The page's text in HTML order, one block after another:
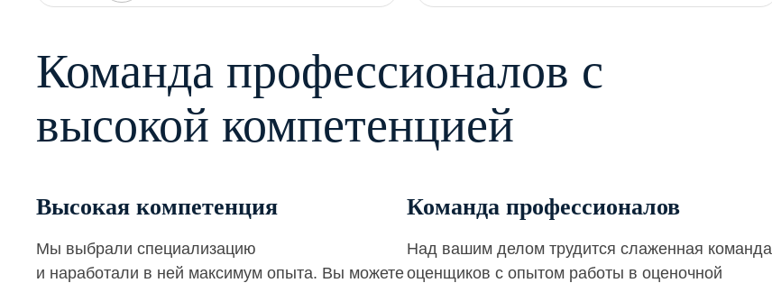
Команда профессионалов с
высокой компетенцией
Высокая компетенция
Мы выбрали специализацию
и наработали в ней максимум опыта. Вы можете
Команда профессионалов
Над вашим делом трудится слаженная команда
оценщиков с опытом работы в оценочной